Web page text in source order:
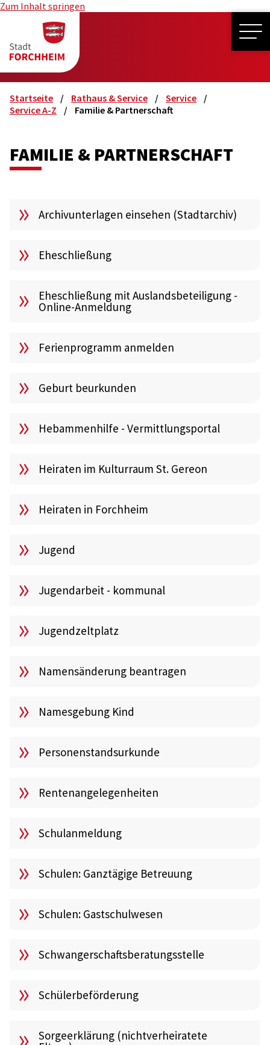
Zum Inhalt springen
Startseite Rathaus & Service
Service
Service A-Z
Familie & Partnerschaft
FAMILIE & PARTNERSCHAFT
Archivunterlagen einsehen (Stadtarchiv)
Eheschließung
Eheschließung mit Auslandsbeteiligung -
Online-Anmeldung
Ferienprogramm anmelden
Geburt beurkunden
Hebammenhilfe - Vermittlungsportal
Heiraten im Kulturraum St. Gereon
Heiraten in Forchheim
Jugend
Jugendarbeit - kommunal
Jugendzeltplatz
Namensänderung beantragen
Namesgebung Kind
Personenstandsurkunde
Rentenangelegenheiten
Schulanmeldung
Schulen: Ganztägige Betreuung
Schulen: Gastschulwesen
Schwangerschaftsberatungsstelle
Schülerbeförderung
Sorgeerklärung (nichtverheiratete